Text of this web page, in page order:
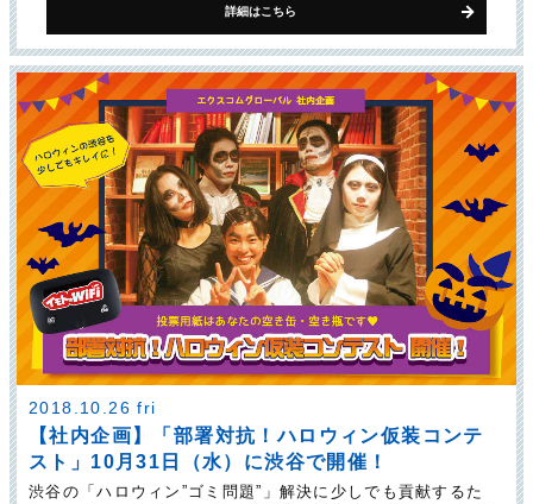
詳細はこちら
2018.10.26 fri
【社内企画】「部署対抗！ハロウィン仮装コンテ
スト」10月31日（水）に渋谷で開催！
渋谷の「ハロウィン”ゴミ問題”」解決に少しでも貢献するた